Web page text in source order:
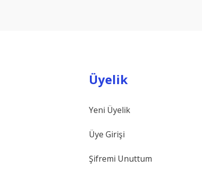
Üyelik
Yeni Üyelik
Üye Girişi
Şifremi Unuttum